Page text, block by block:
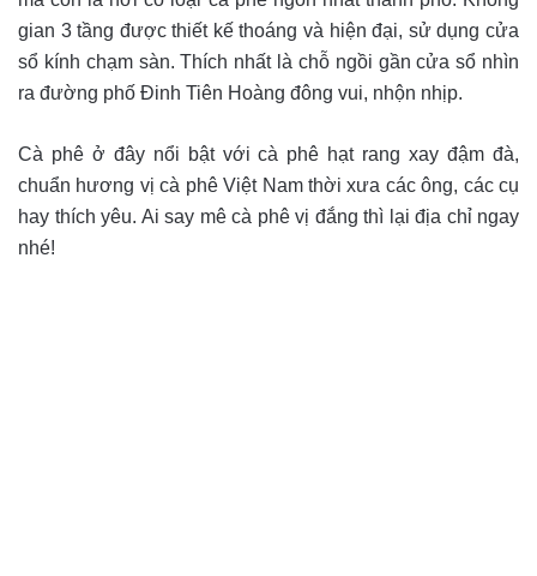
gian 3 tầng được thiết kế thoáng và hiện đại, sử dụng cửa
sổ kính chạm sàn. Thích nhất là chỗ ngồi gần cửa sổ nhìn
ra đường phố Đinh Tiên Hoàng đông vui, nhộn nhịp.
Cà phê ở đây nổi bật với cà phê hạt rang xay đậm đà,
chuẩn hương vị cà phê Việt Nam thời xưa các ông, các cụ
hay thích yêu. Ai say mê cà phê vị đắng thì lại địa chỉ ngay
nhé!